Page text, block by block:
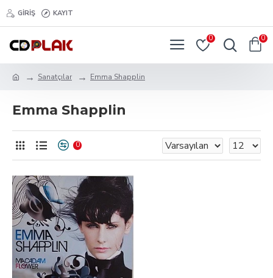
GIRIŞ KAYIT
0 0
Sanatçılar Emma Shapplin
Emma Shapplin
0